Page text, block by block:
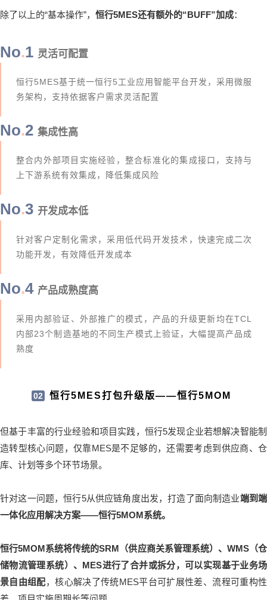
除了以上的“基本操作”， 恒行5MES还有额外的“BUFF”加成：
No.1 灵活可配置
恒行5MES基于统一恒行5工业应用智能平台开发，采用微服
务架构，支持依据客户需求灵活配置
No.2 集成性高
整合内外部项目实施经验，整合标准化的集成接口，支持与
上下游系统有效集成，降低集成风险
No.3 开发成本低
针对客户定制化需求，采用低代码开发技术，快速完成二次
功能开发，有效降低开发成本
No.4 产品成熟度高
采用内部验证、外部推广的模式，产品的升级更新均在TCL
内部23个制造基地的不同生产模式上验证，大幅提高产品成
熟度
02 恒行5MES打包升级版——恒行5MOM
但基于丰富的行业经验和项目实践，恒行5发现企业若想解决智能制
造转型核心问题，仅靠MES是不足够的，还需要考虑到供应商、仓
库、计划等多个环节场景。
针对这一问题，恒行5从供应链角度出发，打造了面向制造业端到端
一体化应用解决方案——恒行5MOM系统。
恒行5MOM系统将传统的SRM（供应商关系管理系统）、WMS（仓
储物流管理系统）、MES进行了合并或拆分，可以实现基于业务场
景自由组配，核心解决了传统MES平台可扩展性差、流程可重构性